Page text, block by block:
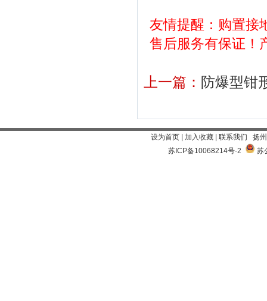
友情提醒：购置接
售后服务有保证！
上一篇： 防爆型钳
设为首页 | 加入收藏 | 联系我们 扬
苏ICP备10068214号-2
苏